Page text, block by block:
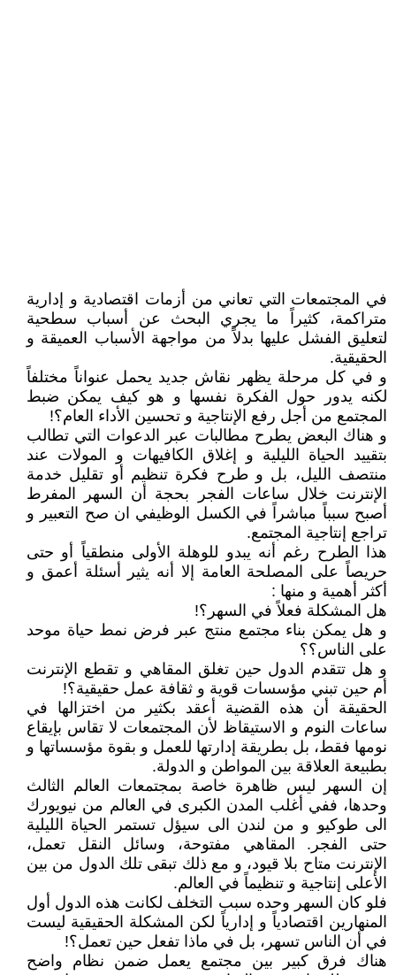
في المجتمعات التي تعاني من أزمات اقتصادية و إدارية
متراكمة، كثيراً ما يجري البحث عن أسباب سطحية
لتعليق الفشل عليها بدلاً من مواجهة الأسباب العميقة و
الحقيقية.
و في كل مرحلة يظهر نقاش جديد يحمل عنواناً مختلفاً
لكنه يدور حول الفكرة نفسها و هو كيف يمكن ضبط
المجتمع من أجل رفع الإنتاجية و تحسين الأداء العام؟!
و هناك البعض يطرح مطالبات عبر الدعوات التي تطالب
بتقييد الحياة الليلية و إغلاق الكافيهات و المولات عند
منتصف الليل، بل و طرح فكرة تنظيم أو تقليل خدمة
الإنترنت خلال ساعات الفجر بحجة أن السهر المفرط
أصبح سبباً مباشراً في الكسل الوظيفي ان صح التعبير و
تراجع إنتاجية المجتمع.
هذا الطرح رغم أنه يبدو للوهلة الأولى منطقياً أو حتى
حريصاً على المصلحة العامة إلا أنه يثير أسئلة أعمق و
أكثر أهمية و منها :
هل المشكلة فعلاً في السهر؟!
و هل يمكن بناء مجتمع منتج عبر فرض نمط حياة موحد
على الناس؟؟
و هل تتقدم الدول حين تغلق المقاهي و تقطع الإنترنت
أم حين تبني مؤسسات قوية و ثقافة عمل حقيقية؟!
الحقيقة أن هذه القضية أعقد بكثير من اختزالها في
ساعات النوم و الاستيقاظ لأن المجتمعات لا تقاس بإيقاع
نومها فقط، بل بطريقة إدارتها للعمل و بقوة مؤسساتها و
بطبيعة العلاقة بين المواطن و الدولة.
إن السهر ليس ظاهرة خاصة بمجتمعات العالم الثالث
وحدها، ففي أغلب المدن الكبرى في العالم من نيويورك
الى طوكيو و من لندن الى سيؤل تستمر الحياة الليلية
حتى الفجر. المقاهي مفتوحة، وسائل النقل تعمل،
الإنترنت متاح بلا قيود، و مع ذلك تبقى تلك الدول من بين
الأعلى إنتاجية و تنظيماً في العالم.
فلو كان السهر وحده سبب التخلف لكانت هذه الدول أول
المنهارين اقتصادياً و إدارياً لكن المشكلة الحقيقية ليست
في أن الناس تسهر، بل في ماذا تفعل حين تعمل؟!
هناك فرق كبير بين مجتمع يعمل ضمن نظام واضح